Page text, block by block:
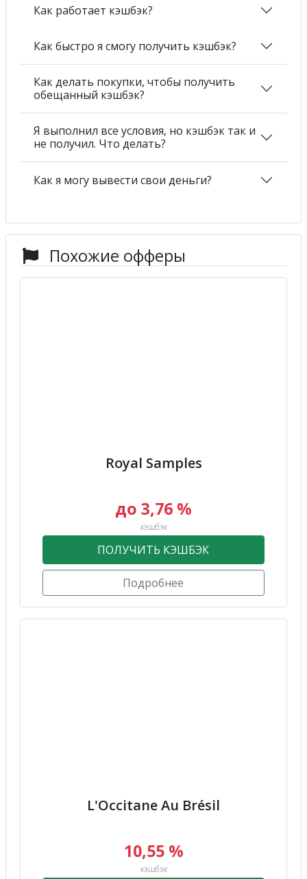
Как работает кэшбэк?
Как быстро я смогу получить кэшбэк?
Как делать покупки, чтобы получить
обещанный кэшбэк?
Я выполнил все условия, но кэшбэк так и
не получил. Что делать?
Как я могу вывести свои деньги?
Похожие офферы
Royal Samples
до 3,76 %
кэшбэк
ПОЛУЧИТЬ КЭШБЭК
Подробнее
L'Occitane Au Brésil
10,55 %
кэшбэк